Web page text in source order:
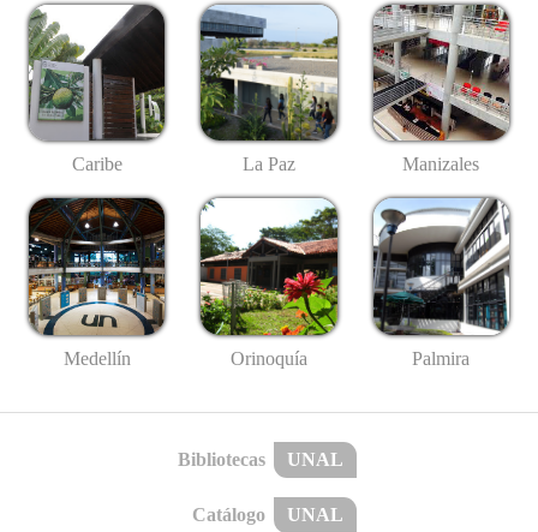
Caribe La Paz Manizales
Medellín Orinoquía Palmira
Bibliotecas UNAL
Catálogo UNAL